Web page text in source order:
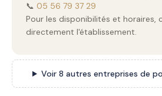
📞 05 56 79 37 29
Pour les disponibilités et horaires,
directement l'établissement.
Voir 8 autres entreprises de